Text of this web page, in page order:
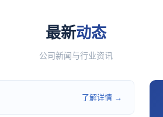
最新动态
公司新闻与行业资讯
了解详情 →